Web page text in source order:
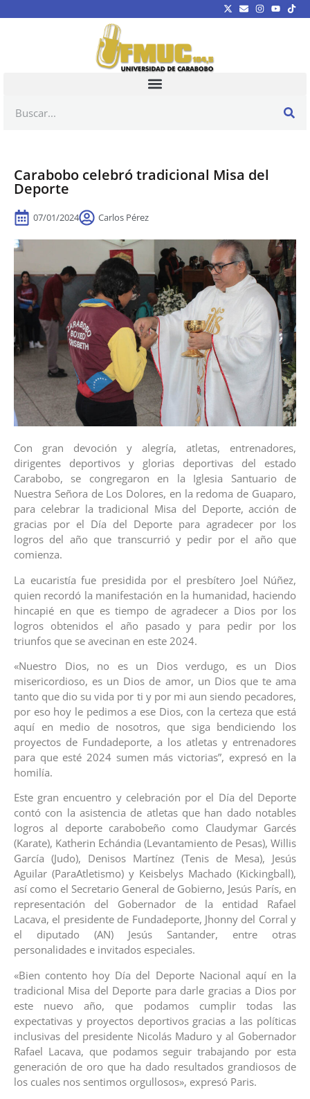
Carabobo celebró tradicional Misa del
Deporte
07/01/2024 Carlos Pérez
Con gran devoción y alegría, atletas, entrenadores,
dirigentes deportivos y glorias deportivas del estado
Carabobo, se congregaron en la Iglesia Santuario de
Nuestra Señora de Los Dolores, en la redoma de Guaparo,
para celebrar la tradicional Misa del Deporte, acción de
gracias por el Día del Deporte para agradecer por los
logros del año que transcurrió y pedir por el año que
comienza.
La eucaristía fue presidida por el presbítero Joel Núñez,
quien recordó la manifestación en la humanidad, haciendo
hincapié en que es tiempo de agradecer a Dios por los
logros obtenidos el año pasado y para pedir por los
triunfos que se avecinan en este 2024.
«Nuestro Dios, no es un Dios verdugo, es un Dios
misericordioso, es un Dios de amor, un Dios que te ama
tanto que dio su vida por ti y por mi aun siendo pecadores,
por eso hoy le pedimos a ese Dios, con la certeza que está
aquí en medio de nosotros, que siga bendiciendo los
proyectos de Fundadeporte, a los atletas y entrenadores
para que esté 2024 sumen más victorias”, expresó en la
homilía.
Este gran encuentro y celebración por el Día del Deporte
contó con la asistencia de atletas que han dado notables
logros al deporte carabobeño como Claudymar Garcés
(Karate), Katherin Echándia (Levantamiento de Pesas), Willis
García (Judo), Denisos Martínez (Tenis de Mesa), Jesús
Aguilar (ParaAtletismo) y Keisbelys Machado (Kickingball),
así como el Secretario General de Gobierno, Jesús París, en
representación del Gobernador de la entidad Rafael
Lacava, el presidente de Fundadeporte, Jhonny del Corral y
el diputado (AN) Jesús Santander, entre otras
personalidades e invitados especiales.
«Bien contento hoy Día del Deporte Nacional aquí en la
tradicional Misa del Deporte para darle gracias a Dios por
este nuevo año, que podamos cumplir todas las
expectativas y proyectos deportivos gracias a las políticas
inclusivas del presidente Nicolás Maduro y al Gobernador
Rafael Lacava, que podamos seguir trabajando por esta
generación de oro que ha dado resultados grandiosos de
los cuales nos sentimos orgullosos», expresó Paris.